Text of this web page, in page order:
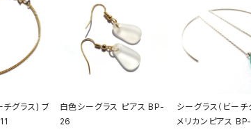
チグラス) ブ
白色シーグラス ピアス BP-
26
シーグラス（ビーチ
メリカンピアス